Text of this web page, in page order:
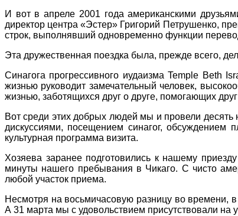
И вот в апреле 2001 года американскими
директор центра «Эстер» Григорий Петрушенко,
строк, выполнявший одновременно функции
Эта дружественная поездка была, прежде всего,
Синагога прогрессивного иудаизма Temple Beth
жизнью руководит замечательный человек,
жизнью, заботящихся друг о друге, помогающих друг
Вот среди этих добрых людей мы и провели
дискуссиями, посещением синагог,
культурная программа визита.
Хозяева заранее подготовились к нашему
минуты нашего пребывания в Чикаго. С чисто
любой участок приема.
Несмотря на восьмичасовую разницу во времени,
А 31 марта мы с удовольствием присутствовали